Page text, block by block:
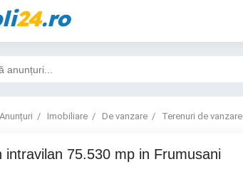
24.ro
Anunțuri Imobiliare De vanzare Terenuri de vanzare
intravilan 75.530 mp in Frumusani